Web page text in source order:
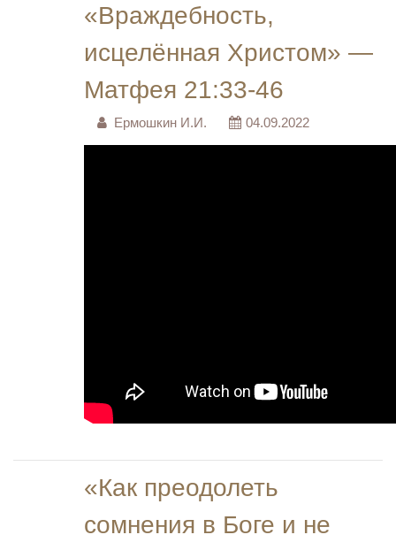
«Враждебность,
исцелённая Христом» —
Матфея 21:33-46
Ермошкин И.И. 04.09.2022
«Как преодолеть
сомнения в Боге и не